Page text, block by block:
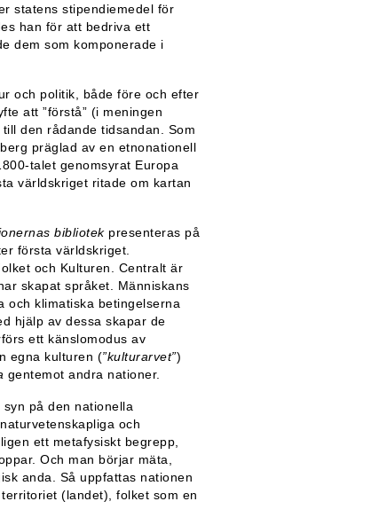
statens stipendiemedel för
han för att bedriva ett
dem som komponerade i
och politik, både före och efter
att ”förstå” (i meningen
den rådande tidsandan. Som
präglad av en etnonationell
talet genomsyrat Europa
världskriget ritade om kartan
bibliotekpresenteras på
första världskriget.
och Kulturen. Centralt är
skapat språket. Människans
och klimatiska betingelserna
hjälp av dessa skapar de
ett känslomodus av
egna kulturen (”kulturarvet”)
gentemot andra nationer.
på den nationella
och
ett metafysiskt begrepp,
Och man börjar mäta,
anda. Så uppfattas nationen
(landet), folket som en